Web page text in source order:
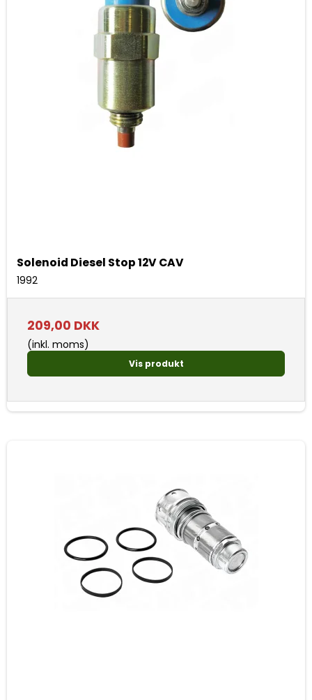
Solenoid Diesel Stop 12V CAV
1992
209,00 DKK
(inkl. moms)
Vis produkt